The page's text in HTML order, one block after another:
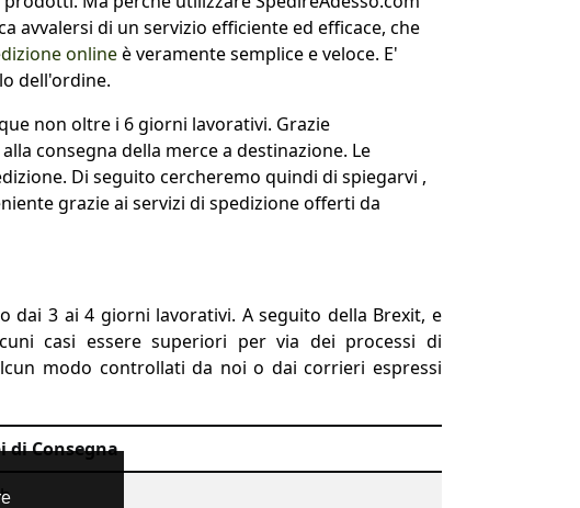
avvalersi di un servizio efficiente ed efficace, che
onlineè veramente semplice e veloce. E'
dell'ordine.
non oltre i 6 giorni lavorativi. Grazie
consegna della merce a destinazione. Le
Di seguito cercheremo quindi di spiegarvi ,
grazie ai servizi di spedizione offerti da
dai 3 ai 4 giorni lavorativi. A seguito della Brexit, e
casi essere superiori per via dei processi di
modo controllati da noi o dai corrieri espressi
di Consegna